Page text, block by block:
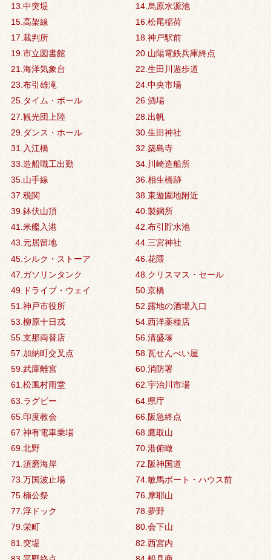
13.中突堤
14.烏原水源池
15.高架線
16.松尾稲荷
17.裁判所
18.神戸駅前
19.市立図書館
20.山陽電鉄兵庫終点
21.海洋気象台
22.生田川遊歩道
23.布引雄滝
24.中央市場
25.タイム・ボール
26.酒場
27.観光団上陸
28.出帆
29.ダンス・ホール
30.生田神社
31.入江橋
32.築島寺
33.造船職工出勤
34.川崎造船所
35.山手線
36.相生橋跡
37.税関
38.東遊園地附近
39.鉢伏山頂
40.製鋼所
41.米艦入港
42.布引貯水池
43.元居留地
44.三宮神社
45.シルク・ストーア
46.花隈
47.ガソリンタンク
48.クリスマス・セール
49.ドライブ・ウェイ
50.京橋
51.神戸市役所
52.露地の酒場入口
53.柳原十日戎
54.西洋薬種店
55.支那両替店
56.清盛塚
57.加納町交叉点
58.瓦せんべい屋
59.武庫離宮
60.消防署
61.松風村雨堂
62.宇治川市場
63.ラグビー
64.県庁
65.印度教会
66.阪急終点
67.神有電車乗場
68.鷹取山
69.北野
70.港俯瞰
71.須磨海岸
72.阪神国道
73.万国波止場
74.敏馬ボート・ハウス前
75.楠公祭
76.摩耶山
77.浮ドック
78.夢野
79.栄町
80.会下山
81.突堤
82.西宮内